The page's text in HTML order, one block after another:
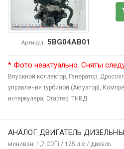
Артикул 5BG04AB01
* Фото неактуально. Сняты
Впускной коллектор, Генератор,
управления турбиной (Актуатор),
интеркулера, Стартер, ТНВД
АНАЛОГ ДВИГАТЕЛЬ
минивэн, 1,7 CDTi / 125 л.с / дизель